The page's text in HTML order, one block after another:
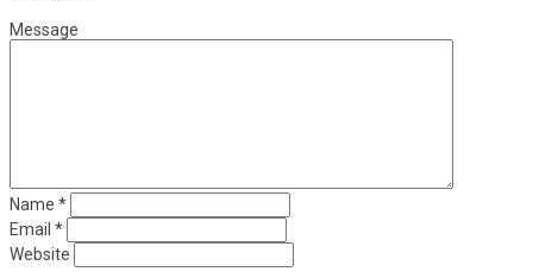
Message
Name *
Email *
Website